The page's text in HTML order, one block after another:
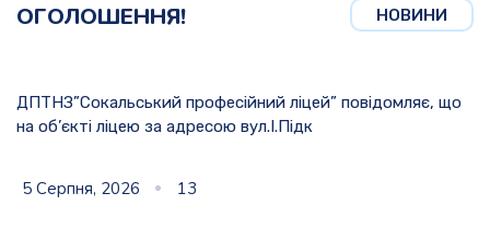
НОВИНИ
ОГОЛОШЕННЯ!
ДПТНЗ”Сокальський професійний ліцей” повідомляє, що
на об’єкті ліцею за адресою вул.І.Підк
5 Серпня, 2026 13